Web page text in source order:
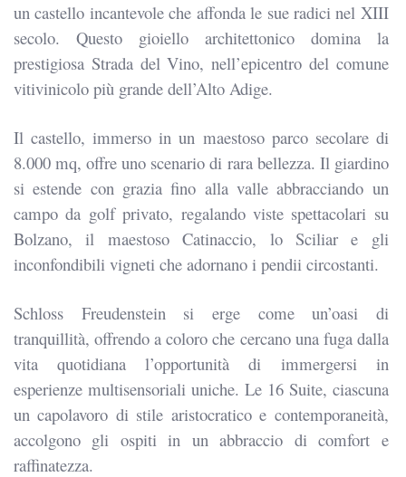
un castello incantevole che affonda le sue radici nel XIII
secolo. Questo gioiello architettonico domina la
prestigiosa Strada del Vino, nell’epicentro del comune
vitivinicolo più grande dell’Alto Adige.
Il castello, immerso in un maestoso parco secolare di
8.000 mq, offre uno scenario di rara bellezza. Il giardino
si estende con grazia fino alla valle abbracciando un
campo da golf privato, regalando viste spettacolari su
Bolzano, il maestoso Catinaccio, lo Sciliar e gli
inconfondibili vigneti che adornano i pendii circostanti.
Schloss Freudenstein si erge come un’oasi di
tranquillità, offrendo a coloro che cercano una fuga dalla
vita quotidiana l’opportunità di immergersi in
esperienze multisensoriali uniche. Le 16 Suite, ciascuna
un capolavoro di stile aristocratico e contemporaneità,
accolgono gli ospiti in un abbraccio di comfort e
raffinatezza.